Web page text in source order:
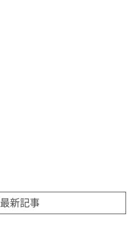
最新記事